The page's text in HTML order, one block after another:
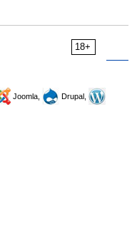
18+
Joomla,
Drupal,